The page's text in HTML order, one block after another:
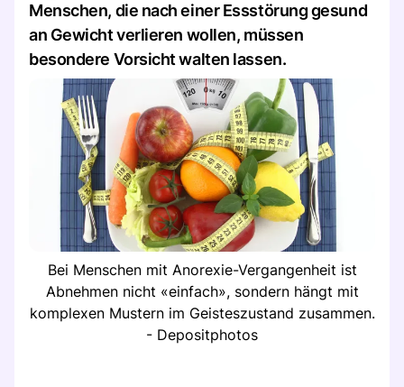
Menschen, die nach einer Essstörung gesund
an Gewicht verlieren wollen, müssen
besondere Vorsicht walten lassen.
Bei Menschen mit Anorexie-Vergangenheit ist
Abnehmen nicht «einfach», sondern hängt mit
komplexen Mustern im Geisteszustand zusammen.
- Depositphotos